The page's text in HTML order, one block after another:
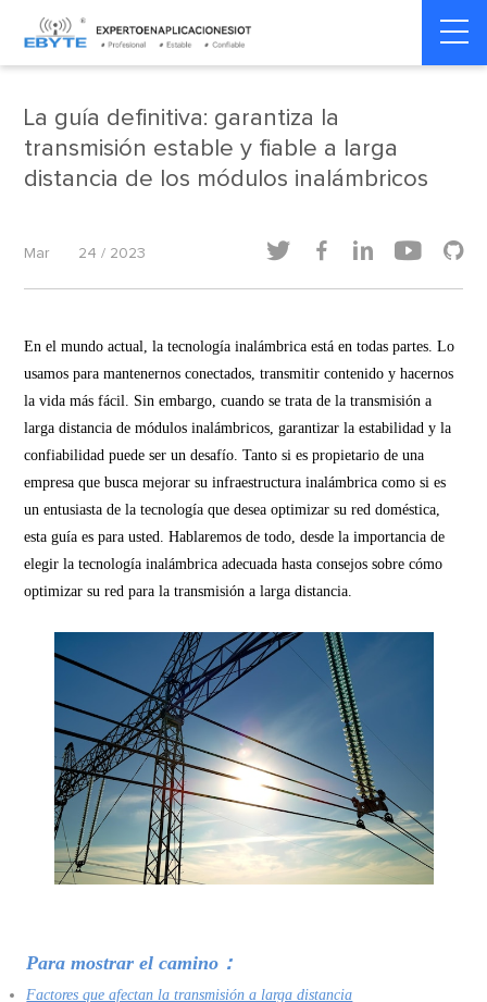
Home >
industrial
La guía definitiva: garantiza la
transmisión estable y fiable a larga
distancia de los módulos inalámbricos
Mar 24 / 2023     
En el mundo actual, la tecnología inalámbrica está en todas partes. Lo
usamos para mantenernos conectados, transmitir contenido y hacernos
la vida más fácil. Sin embargo, cuando se trata de la transmisión a
larga distancia de módulos inalámbricos, garantizar la estabilidad y la
confiabilidad puede ser un desafío. Tanto si es propietario de una
empresa que busca mejorar su infraestructura inalámbrica como si es
un entusiasta de la tecnología que desea optimizar su red doméstica,
esta guía es para usted. Hablaremos de todo, desde la importancia de
elegir la tecnología inalámbrica adecuada hasta consejos sobre cómo
optimizar su red para la transmisión a larga distancia.
Para mostrar el camino：
Factores que afectan la transmisión a larga distancia